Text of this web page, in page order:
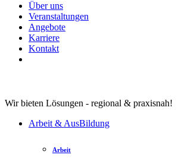
Über uns
Veranstaltungen
Angebote
Karriere
Kontakt
Wir bieten Lösungen - regional & praxisnah!
Arbeit & AusBildung
Arbeit